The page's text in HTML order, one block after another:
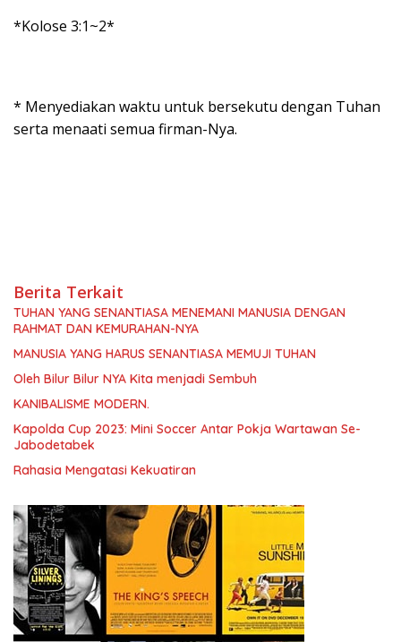
*Kolose 3:1~2*
* Menyediakan waktu untuk bersekutu dengan Tuhan
serta menaati semua firman-Nya.
Berita Terkait
TUHAN YANG SENANTIASA MENEMANI MANUSIA DENGAN
RAHMAT DAN KEMURAHAN-NYA
MANUSIA YANG HARUS SENANTIASA MEMUJI TUHAN
Oleh Bilur Bilur NYA Kita menjadi Sembuh
KANIBALISME MODERN.
Kapolda Cup 2023: Mini Soccer Antar Pokja Wartawan Se-
Jabodetabek
Rahasia Mengatasi Kekuatiran